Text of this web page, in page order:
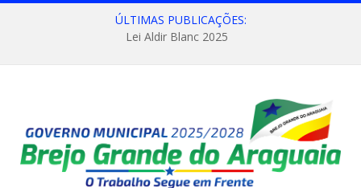
ÚLTIMAS PUBLICAÇÕES:
Lei Aldir Blanc 2025